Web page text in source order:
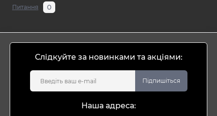
Питання 0
Слідкуйте за новинками та акціями:
Підпишіться
Наша адреса: